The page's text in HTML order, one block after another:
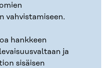
vahvistamiseen.
hankkeen
ja
sisäisen